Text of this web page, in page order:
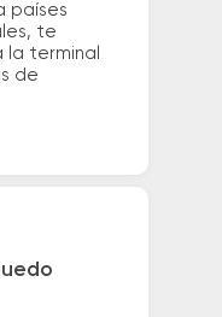
países
te
terminal
de